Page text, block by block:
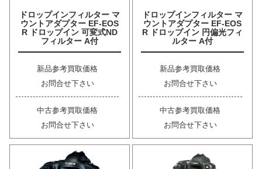
ドロップインフィルター マ
ウントアダプター EF-EOS
R ドロップイン 可変式ND
フィルター A付
新品参考買取価格
お問合せ下さい
中古参考買取価格
お問合せ下さい
ドロップインフィルター マ
ウントアダプター EF-EOS
R ドロップイン 円偏光フィ
ルター A付
新品参考買取価格
お問合せ下さい
中古参考買取価格
お問合せ下さい